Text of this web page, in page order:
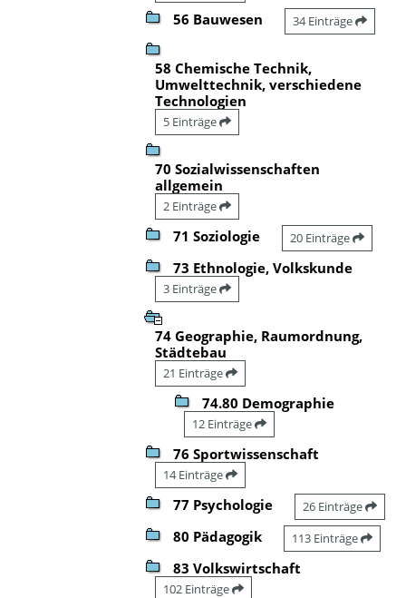
56 Bauwesen 34 Einträge
58 Chemische Technik,
Umwelttechnik, verschiedene
Technologien
5 Einträge
70 Sozialwissenschaften
allgemein
2 Einträge
71 Soziologie 20 Einträge
73 Ethnologie, Volkskunde
3 Einträge
74 Geographie, Raumordnung,
Städtebau
21 Einträge
74.80 Demographie
12 Einträge
76 Sportwissenschaft
14 Einträge
77 Psychologie 26 Einträge
80 Pädagogik 113 Einträge
83 Volkswirtschaft
102 Einträge